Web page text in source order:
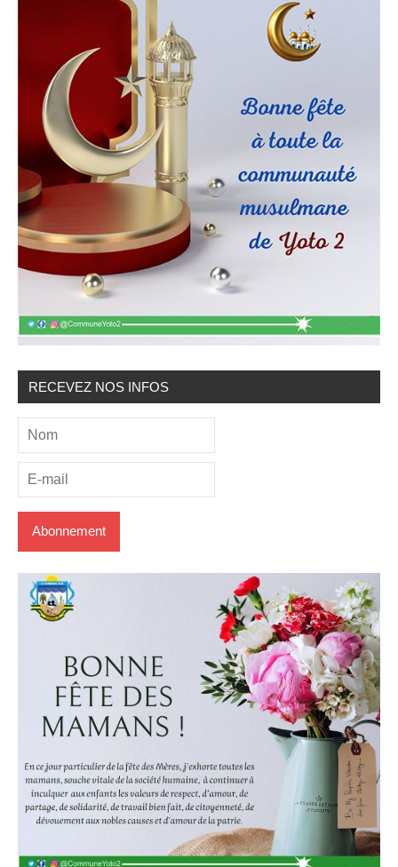
RECEVEZ NOS INFOS